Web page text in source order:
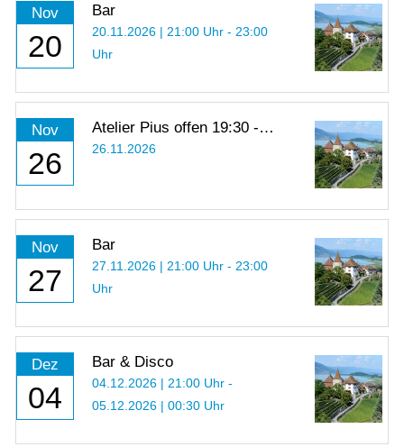
Nov
20
Bar
20.11.2026 | 21:00 Uhr - 23:00
Uhr
Nov
26
Atelier Pius offen 19:30 -
21:00 Uhr
26.11.2026
Nov
27
Bar
27.11.2026 | 21:00 Uhr - 23:00
Uhr
Dez
04
Bar & Disco
04.12.2026 | 21:00 Uhr -
05.12.2026 | 00:30 Uhr